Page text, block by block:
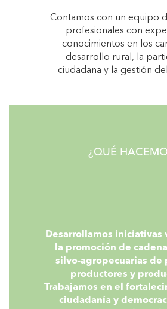
Contamos con un equipo
profesionales con
conocimientos en los
desarrollo rural, la
ciudadana y la gestión
¿QUÉ
Desarrollamos iniciativas
la promoción de
silvo-agropecuarias de
productores y
Trabajamos en el
ciudadanía y